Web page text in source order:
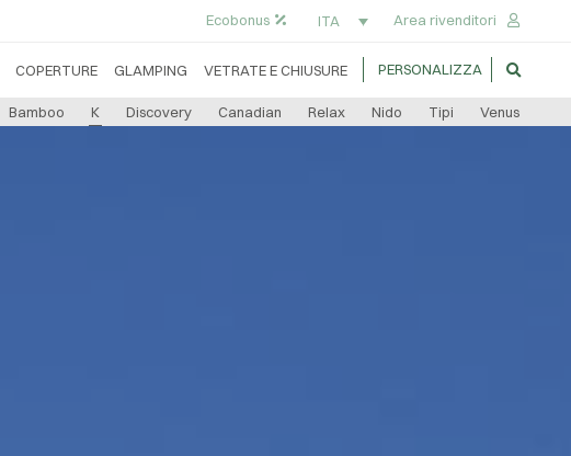
Ecobonus ITA Area rivenditori
COPERTURE GLAMPING VETRATE E CHIUSURE PERSONALIZZA
Bamboo K Discovery Canadian Relax Nido Tipi Venus